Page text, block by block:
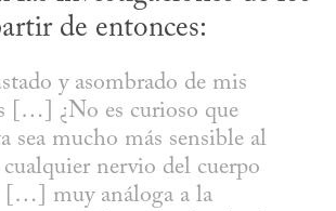
de entonces:
y asombrado de mis
[…] ¿No es curioso que
sea mucho más sensible al
nervio del cuerpo
[…] muy análoga a la